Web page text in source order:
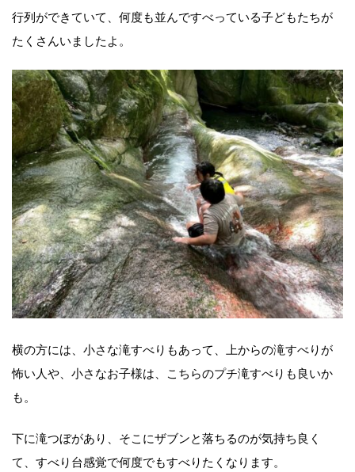
行列ができていて、何度も並んですべっている子どもたちが
たくさんいましたよ。
横の方には、小さな滝すべりもあって、上からの滝すべりが
怖い人や、小さなお子様は、こちらのプチ滝すべりも良いか
も。
下に滝つぼがあり、そこにザブンと落ちるのが気持ち良く
て、すべり台感覚で何度でもすべりたくなります。